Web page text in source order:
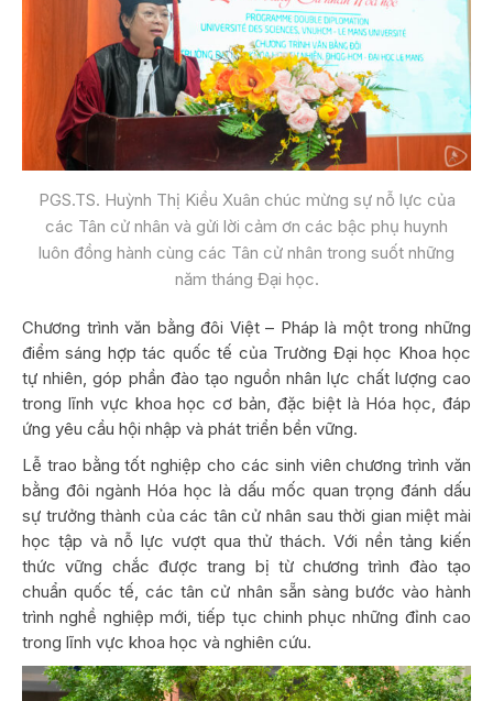
PGS.TS. Huỳnh Thị Kiều Xuân chúc mừng sự nỗ lực của
các Tân cử nhân và gửi lời cảm ơn các bậc phụ huynh
luôn đồng hành cùng các Tân cử nhân trong suốt những
năm tháng Đại học.
Chương trình văn bằng đôi Việt – Pháp là một trong những
điểm sáng hợp tác quốc tế của Trường Đại học Khoa học
tự nhiên, góp phần đào tạo nguồn nhân lực chất lượng cao
trong lĩnh vực khoa học cơ bản, đặc biệt là Hóa học, đáp
ứng yêu cầu hội nhập và phát triển bền vững.
Lễ trao bằng tốt nghiệp cho các sinh viên chương trình văn
bằng đôi ngành Hóa học là dấu mốc quan trọng đánh dấu
sự trưởng thành của các tân cử nhân sau thời gian miệt mài
học tập và nỗ lực vượt qua thử thách. Với nền tảng kiến
thức vững chắc được trang bị từ chương trình đào tạo
chuẩn quốc tế, các tân cử nhân sẵn sàng bước vào hành
trình nghề nghiệp mới, tiếp tục chinh phục những đỉnh cao
trong lĩnh vực khoa học và nghiên cứu.